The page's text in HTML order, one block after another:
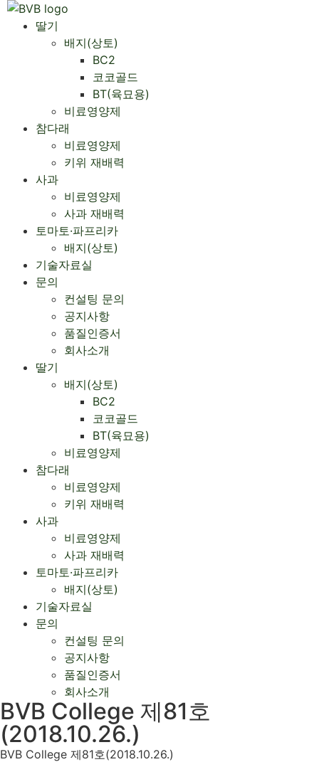
Skip
딸기
배지(상토)
BC2
코코골드
BT(육묘용)
비료영양제
참다래
비료영양제
키위 재배력
사과
비료영양제
사과 재배력 ​
토마토·파프리카
배지(상토)
기술자료실
문의
컨설팅 문의
공지사항
품질인증서
회사소개
Menu 딸기
배지(상토)
BC2
코코골드
BT(육묘용)
비료영양제
참다래
비료영양제
키위 재배력
사과
비료영양제
사과 재배력 ​
토마토·파프리카
배지(상토)
기술자료실
문의
컨설팅 문의
공지사항
품질인증서
회사소개
BVB College 제81호
(2018.10.26.)
BVB College 제81호(2018.10.26.)